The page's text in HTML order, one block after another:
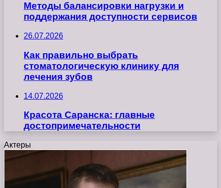
Методы балансировки нагрузки и
поддержания доступности сервисов
26.07.2026
Как правильно выбрать
стоматологическую клинику для
лечения зубов
14.07.2026
Красота Саранска: главные
достопримечательности
Актеры